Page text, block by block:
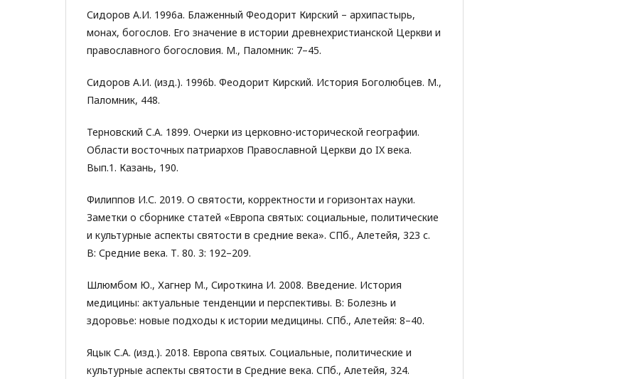
Сидоров А.И. 1996а. Блаженный Феодорит Кирский – архипастырь,
монах, богослов. Его значение в истории древнехристианской Церкви и
православного богословия. М., Паломник: 7–45.
Сидоров А.И. (изд.). 1996b. Феодорит Кирский. История Боголюбцев. М.,
Паломник, 448.
Терновский C.A. 1899. Очерки из церковно-исторической географии.
Области восточных патриархов Православной Церкви до IX века.
Вып.1. Казань, 190.
Филиппов И.С. 2019. О святости, корректности и горизонтах науки.
Заметки о сборнике статей «Европа святых: социальные, политические
и культурные аспекты святости в средние века». СПб., Алетейя, 323 с.
В: Средние века. Т. 80. 3: 192–209.
Шлюмбом Ю., Хагнер М., Сироткина И. 2008. Введение. История
медицины: актуальные тенденции и перспективы. В: Болезнь и
здоровье: новые подходы к истории медицины. СПб., Алетейя: 8–40.
Яцык С.А. (изд.). 2018. Европа святых. Социальные, политические и
культурные аспекты святости в Средние века. СПб., Алетейя, 324.